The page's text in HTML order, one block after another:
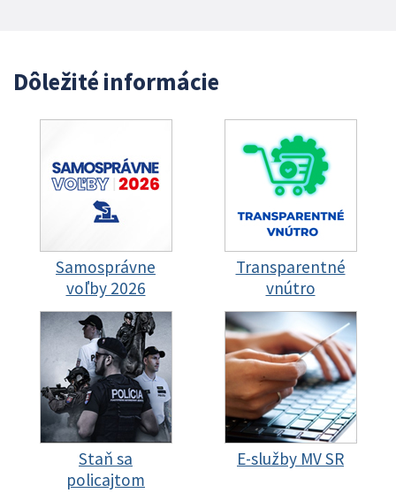
Dôležité informácie
Samosprávne
voľby 2026
Transparentné
vnútro
Staň sa
policajtom
E-služby MV SR